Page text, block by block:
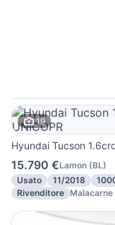
19
Hyundai Tucson
15.790 €Lamon (BL)
Usato
11/2018
Rivenditore